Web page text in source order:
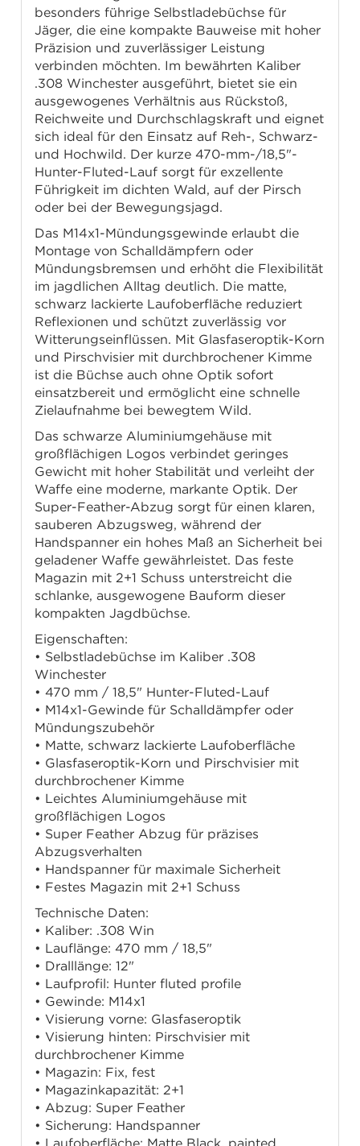
besonders führige Selbstladebüchse für
Jäger, die eine kompakte Bauweise mit hoher
Präzision und zuverlässiger Leistung
verbinden möchten. Im bewährten Kaliber
.308 Winchester ausgeführt, bietet sie ein
ausgewogenes Verhältnis aus Rückstoß,
Reichweite und Durchschlagskraft und eignet
sich ideal für den Einsatz auf Reh-, Schwarz-
und Hochwild. Der kurze 470-mm-/18,5"-
Hunter-Fluted-Lauf sorgt für exzellente
Führigkeit im dichten Wald, auf der Pirsch
oder bei der Bewegungsjagd.
Das M14x1-Mündungsgewinde erlaubt die
Montage von Schalldämpfern oder
Mündungsbremsen und erhöht die Flexibilität
im jagdlichen Alltag deutlich. Die matte,
schwarz lackierte Laufoberfläche reduziert
Reflexionen und schützt zuverlässig vor
Witterungseinflüssen. Mit Glasfaseroptik-Korn
und Pirschvisier mit durchbrochener Kimme
ist die Büchse auch ohne Optik sofort
einsatzbereit und ermöglicht eine schnelle
Zielaufnahme bei bewegtem Wild.
Das schwarze Aluminiumgehäuse mit
großflächigen Logos verbindet geringes
Gewicht mit hoher Stabilität und verleiht der
Waffe eine moderne, markante Optik. Der
Super-Feather-Abzug sorgt für einen klaren,
sauberen Abzugsweg, während der
Handspanner ein hohes Maß an Sicherheit bei
geladener Waffe gewährleistet. Das feste
Magazin mit 2+1 Schuss unterstreicht die
schlanke, ausgewogene Bauform dieser
kompakten Jagdbüchse.
Eigenschaften:
• Selbstladebüchse im Kaliber .308
Winchester
• 470 mm / 18,5" Hunter-Fluted-Lauf
• M14x1-Gewinde für Schalldämpfer oder
Mündungszubehör
• Matte, schwarz lackierte Laufoberfläche
• Glasfaseroptik-Korn und Pirschvisier mit
durchbrochener Kimme
• Leichtes Aluminiumgehäuse mit
großflächigen Logos
• Super Feather Abzug für präzises
Abzugsverhalten
• Handspanner für maximale Sicherheit
• Festes Magazin mit 2+1 Schuss
Technische Daten:
• Kaliber: .308 Win
• Lauflänge: 470 mm / 18,5"
• Dralllänge: 12"
• Laufprofil: Hunter fluted profile
• Gewinde: M14x1
• Visierung vorne: Glasfaseroptik
• Visierung hinten: Pirschvisier mit
durchbrochener Kimme
• Magazin: Fix, fest
• Magazinkapazität: 2+1
• Abzug: Super Feather
• Sicherung: Handspanner
• Laufoberfläche: Matte Black, painted